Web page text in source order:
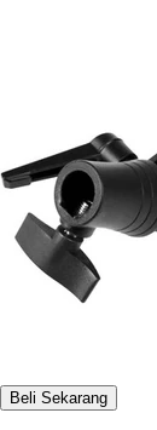
Beli Sekarang